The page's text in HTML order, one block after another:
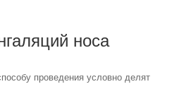
носа
проведения условно делят